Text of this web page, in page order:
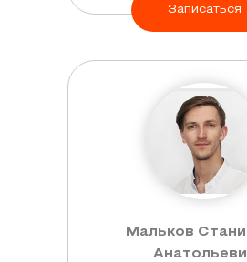
Записаться
Мальков